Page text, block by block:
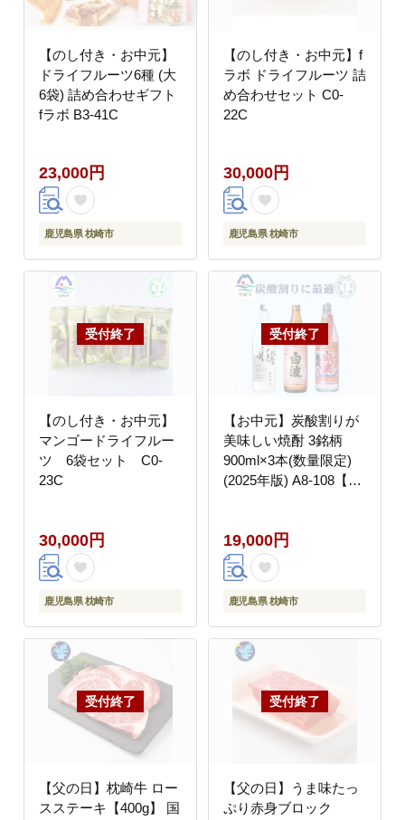
【のし付き・お中元】
ドライフルーツ6種 (大
6袋) 詰め合わせギフト
fラボ B3-41C
23,000円
鹿児島県 枕崎市
【のし付き・お中元】f
ラボ ドライフルーツ 詰
め合わせセット C0-
22C
30,000円
鹿児島県 枕崎市
【のし付き・お中元】
マンゴードライフルー
ツ 6袋セット C0-
23C
30,000円
鹿児島県 枕崎市
【お中元】炭酸割りが
美味しい焼酎 3銘柄
900ml×3本(数量限定)
(2025年版) A8-108【配
19,000円
鹿児島県 枕崎市
【父の日】枕崎牛 ロー
スステーキ【400g】 国
【父の日】うま味たっ
ぷり赤身ブロック